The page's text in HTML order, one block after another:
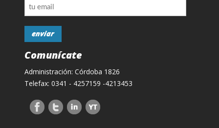
Comunícate
Administración: Córdoba 1826
Telefax: 0341 - 4257159 -4213453